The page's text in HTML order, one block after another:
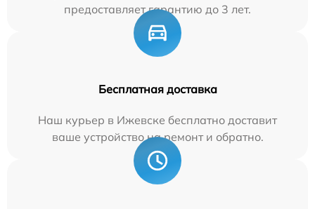
предоставляет гарантию до 3 лет.
Бесплатная доставка
Наш курьер в Ижевске бесплатно доставит
ваше устройство на ремонт и обратно.